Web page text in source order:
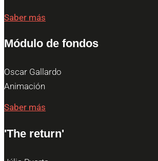
Saber más
Módulo de fondos
Oscar Gallardo
Animación
Saber más
'The return'